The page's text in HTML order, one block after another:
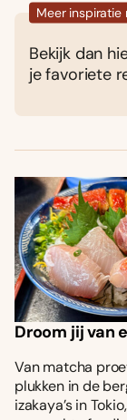
Meer inspiratie
Bekijk dan
je favoriete
Droom jij van
Van matcha
plukken in de
izakaya’s in